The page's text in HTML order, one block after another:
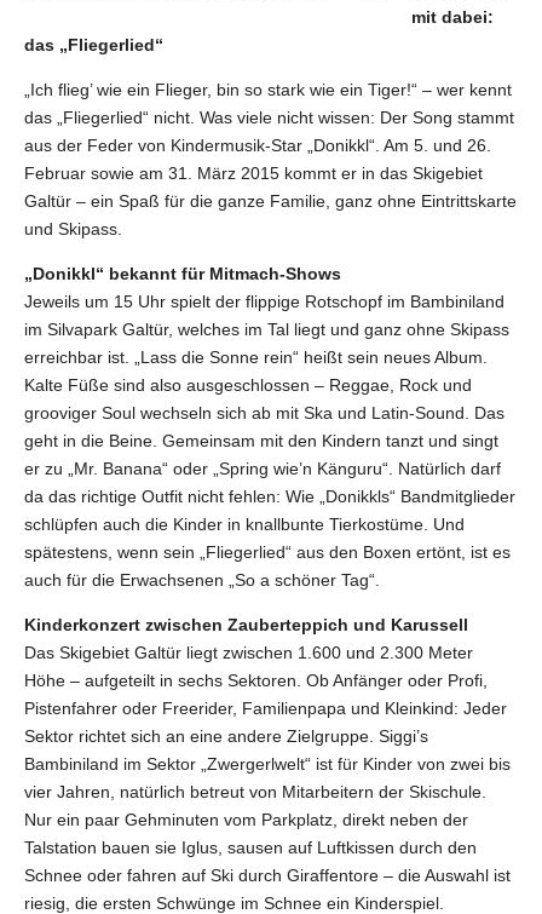
mit dabei:
das „Fliegerlied“
„Ich flieg’ wie ein Flieger, bin so stark wie ein Tiger!“ – wer kennt
das „Fliegerlied“ nicht. Was viele nicht wissen: Der Song stammt
aus der Feder von Kindermusik-Star „Donikkl“. Am 5. und 26.
Februar sowie am 31. März 2015 kommt er in das Skigebiet
Galtür – ein Spaß für die ganze Familie, ganz ohne Eintrittskarte
und Skipass.
„Donikkl“ bekannt für Mitmach-Shows
Jeweils um 15 Uhr spielt der flippige Rotschopf im Bambiniland
im Silvapark Galtür, welches im Tal liegt und ganz ohne Skipass
erreichbar ist. „Lass die Sonne rein“ heißt sein neues Album.
Kalte Füße sind also ausgeschlossen – Reggae, Rock und
grooviger Soul wechseln sich ab mit Ska und Latin-Sound. Das
geht in die Beine. Gemeinsam mit den Kindern tanzt und singt
er zu „Mr. Banana“ oder „Spring wie’n Känguru“. Natürlich darf
da das richtige Outfit nicht fehlen: Wie „Donikkls“ Bandmitglieder
schlüpfen auch die Kinder in knallbunte Tierkostüme. Und
spätestens, wenn sein „Fliegerlied“ aus den Boxen ertönt, ist es
auch für die Erwachsenen „So a schöner Tag“.
Kinderkonzert zwischen Zauberteppich und Karussell
Das Skigebiet Galtür liegt zwischen 1.600 und 2.300 Meter
Höhe – aufgeteilt in sechs Sektoren. Ob Anfänger oder Profi,
Pistenfahrer oder Freerider, Familienpapa und Kleinkind: Jeder
Sektor richtet sich an eine andere Zielgruppe. Siggi’s
Bambiniland im Sektor „Zwergerlwelt“ ist für Kinder von zwei bis
vier Jahren, natürlich betreut von Mitarbeitern der Skischule.
Nur ein paar Gehminuten vom Parkplatz, direkt neben der
Talstation bauen sie Iglus, sausen auf Luftkissen durch den
Schnee oder fahren auf Ski durch Giraffentore – die Auswahl ist
riesig, die ersten Schwünge im Schnee ein Kinderspiel.